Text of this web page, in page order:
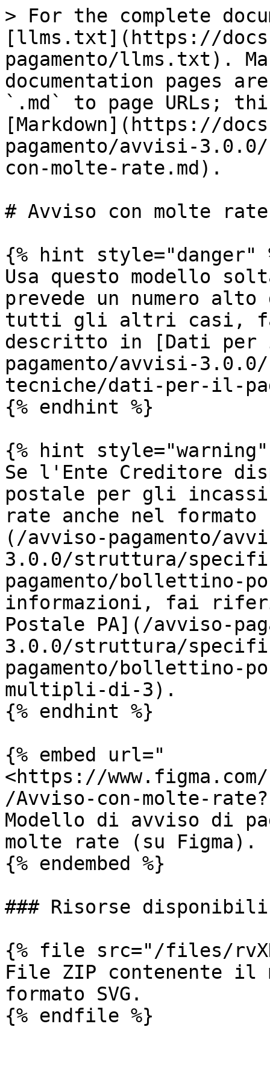
> For the complete
[llms.txt](https://
pagamento/llms.txt).
documentation pages
`.md` to page URLs;
[Markdown](https://
pagamento/avvisi-
con-molte-rate.md).
# Avviso con molte rate
{% hint style="danger"
Usa questo modello
prevede un numero
tutti gli altri casi,
descritto in [Dati per
pagamento/avvisi-
tecniche/dati-per-il-
{% endhint %}
{% hint style="warning"
Se l'Ente Creditore
postale per gli
rate anche nel
(/avviso-pagamento/
3.0.0/struttura/
pagamento/bollettino-
informazioni, fai
Postale PA](/avviso-
3.0.0/struttura/
pagamento/bollettino-
multipli-di-3).
{% endhint %}
{% embed url="
<https://www.figma.com/
/Avviso-con-molte-
Modello di avviso di
molte rate (su Figma).
{% endembed %}
### Risorse disponibili
{% file src="/files/
File ZIP contenente il
formato SVG.